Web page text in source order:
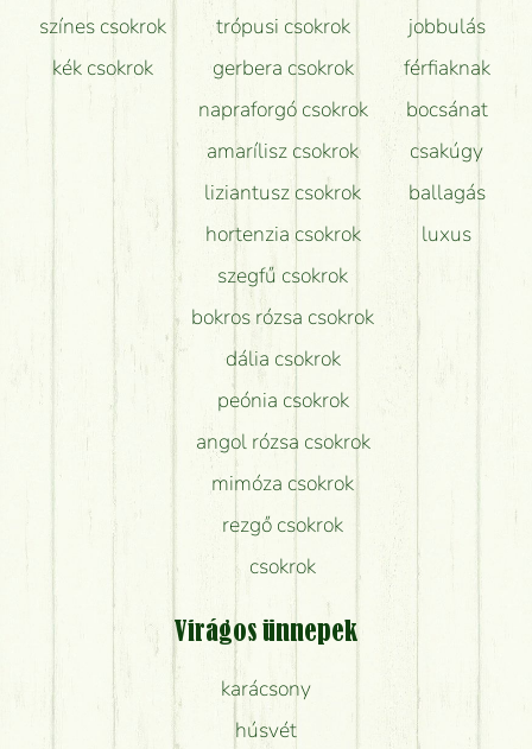
színes csokrok
kék csokrok
trópusi csokrok
gerbera csokrok
napraforgó csokrok
amarílisz csokrok
liziantusz csokrok
hortenzia csokrok
szegfű csokrok
bokros rózsa csokrok
dália csokrok
peónia csokrok
angol rózsa csokrok
mimóza csokrok
rezgő csokrok
csokrok
jobbulás
férfiaknak
bocsánat
csakúgy
ballagás
luxus
Virágos ünnepek
karácsony
húsvét